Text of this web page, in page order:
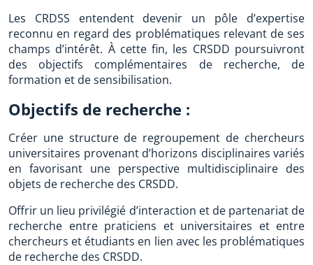
Les CRDSS entendent devenir un pôle d’expertise
reconnu en regard des problématiques relevant de ses
champs d’intérêt. À cette fin, les CRSDD poursuivront
des objectifs complémentaires de recherche, de
formation et de sensibilisation.
Objectifs de recherche :
Créer une structure de regroupement de chercheurs
universitaires provenant d’horizons disciplinaires variés
en favorisant une perspective multidisciplinaire des
objets de recherche des CRSDD.
Offrir un lieu privilégié d’interaction et de partenariat de
recherche entre praticiens et universitaires et entre
chercheurs et étudiants en lien avec les problématiques
de recherche des CRSDD.